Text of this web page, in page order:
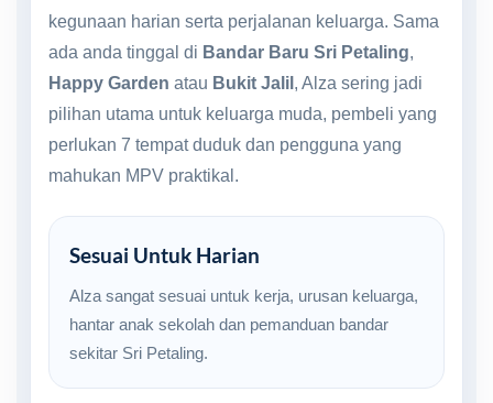
kegunaan harian serta perjalanan keluarga. Sama
ada anda tinggal di Bandar Baru Sri Petaling,
Happy Garden atau Bukit Jalil , Alza sering jadi
pilihan utama untuk keluarga muda, pembeli yang
perlukan 7 tempat duduk dan pengguna yang
mahukan MPV praktikal.
Sesuai Untuk Harian
Alza sangat sesuai untuk kerja, urusan keluarga,
hantar anak sekolah dan pemanduan bandar
sekitar Sri Petaling.